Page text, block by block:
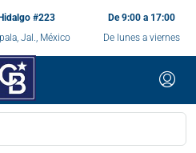
Hidalgo #223
Jal., México
De 9:00 a 17:00
De lunes a viernes